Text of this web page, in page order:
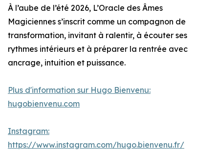
À l’aube de l’été 2026, L’Oracle des Âmes
Magiciennes s’inscrit comme un compagnon de
transformation, invitant à ralentir, à écouter ses
rythmes intérieurs et à préparer la rentrée avec
ancrage, intuition et puissance.
Plus d'information sur Hugo Bienvenu:
hugobienvenu.com
Instagram:
https://www.instagram.com/hugo.bienvenu.fr/